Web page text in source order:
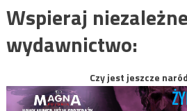
Wspieraj niezależne
wydawnictwo:
Czy jest jeszcze